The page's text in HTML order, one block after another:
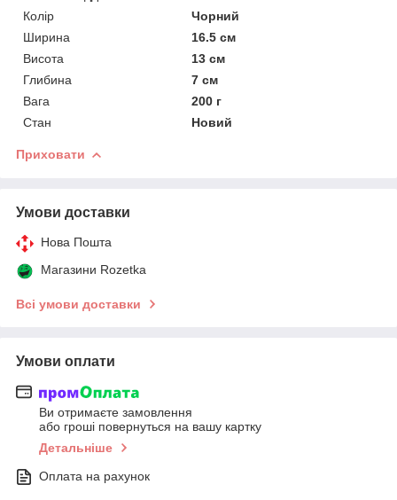
Колір
Чорний
Ширина
16.5 см
Висота
13 см
Глибина
7 см
Вага
200 г
Стан
Новий
Приховати
Умови доставки
Нова Пошта
Магазини Rozetka
Всі умови доставки
Умови оплати
Ви отримаєте замовлення
або гроші повернуться на вашу картку
Детальніше
Оплата на рахунок